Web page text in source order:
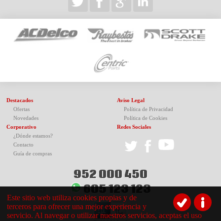
Destacados
Ofertas
Novedades
Corporativo
¿Dónde estamos?
Contacto
Guía de compras
Aviso Legal
Política de Privacidad
Política de Cookies
Redes Sociales
952 000 450
605 123 123
Este sitio web utiliza cookies propias y de
terceros para ofrecer una mejor experiencia y
servicio. Al navegar o utilizar nuestros servicios, aceptas el uso